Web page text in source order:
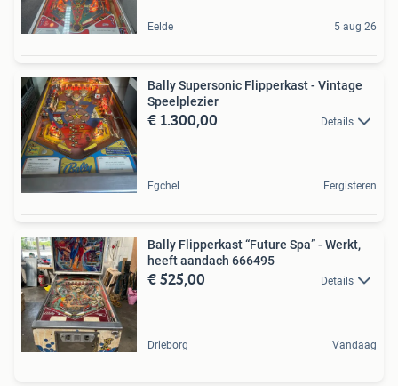
Eelde 5 aug 26
Bally Supersonic Flipperkast - Vintage
Speelplezier
€ 1.300,00 Details
Egchel Eergisteren
Bally Flipperkast “Future Spa” - Werkt,
heeft aandach 666495
€ 525,00 Details
Drieborg Vandaag